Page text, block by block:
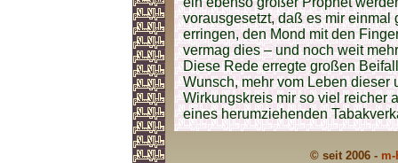
vorausgesetzt, daß es mir einmal
erringen, den Mond mit den
vermag dies – und noch weit
Diese Rede erregte großen
Wunsch, mehr vom Leben dieser
Wirkungskreis mir so viel reicher
eines herumziehenden
© seit 2006 -